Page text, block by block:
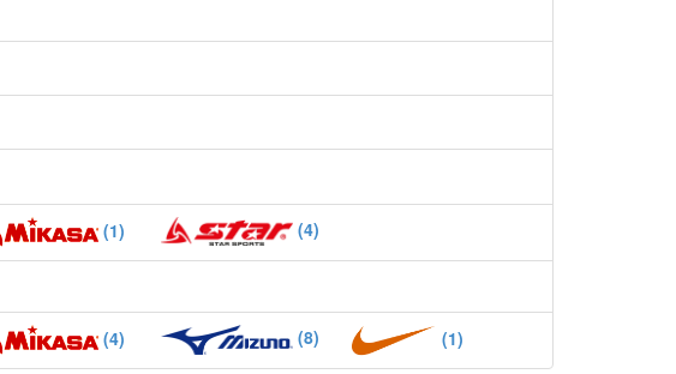
(1) (4)
(4) (8) (1)